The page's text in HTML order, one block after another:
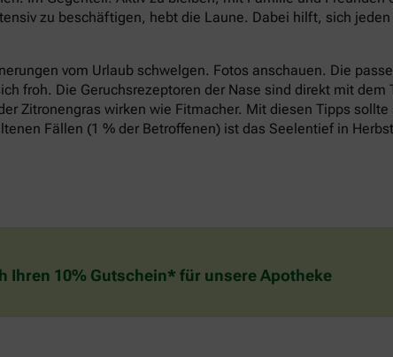
zu beschäftigen, hebt die Laune. Dabei hilft, sich
vom Urlaub schwelgen. Fotos anschauen. Die
froh. Die Geruchsrezeptoren der Nase sind direkt mit dem
Zitronengras wirken wie Fitmacher. Mit diesen Tipps sollte
Fällen (1 % der Betroffenen) ist das Seelentief in
Ihren 10% Gutschein* für unsere Apotheke